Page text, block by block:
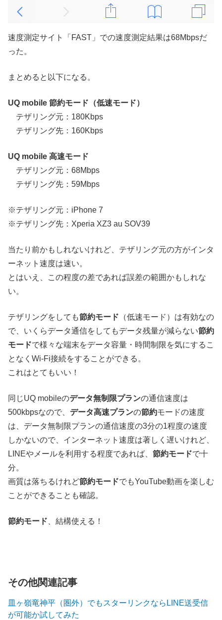
速度測定サイト「FAST」での速度測定結果は68Mbpsだ
った。
まとめると以下になる。
UQ mobile 節約モード（低速モード）
テザリング元：180Kbps
テザリング先：160Kbps
UQ mobile 高速モード
テザリング元：68Mbps
テザリング先：59Mbps
※テザリング元：iPhone 7
※テザリング先：Xperia XZ3 au SOV39
当たり前かもしれないけれど、テザリング元の方がインタ
ーネット速度は速い。
とはいえ、この程度の差であれば誤差の範囲かもしれな
い。
テザリングをしても節約モード （低速モード）は有効なの
で、いくらデータ通信をしてもデータ残量が減らない節約
モードで様々な端末をデータ容量・時間制限を気にするこ
となくWi-Fi接続をすることができる。
これはとてもいい！
同じUQ mobileのデータ無制限プランの通信速度は
500kbpsなので、 データ高速プランの節約モードの速度
は、データ無制限プランの通信速度の3分の1程度の速度
しかないので、インターネット速度は著しく遅いけれど、
LINEやメールを利用する程度であれば、 節約モードで十
分。
画質は落ちるけれど節約モードでもYouTube動画を楽しむ
ことができることも確認。
節約モード 、結構使える！
その他関連記事
皿ヶ嶺竜神平（圏外）でもスターリンクならLINE送受信
が可能か試してみた